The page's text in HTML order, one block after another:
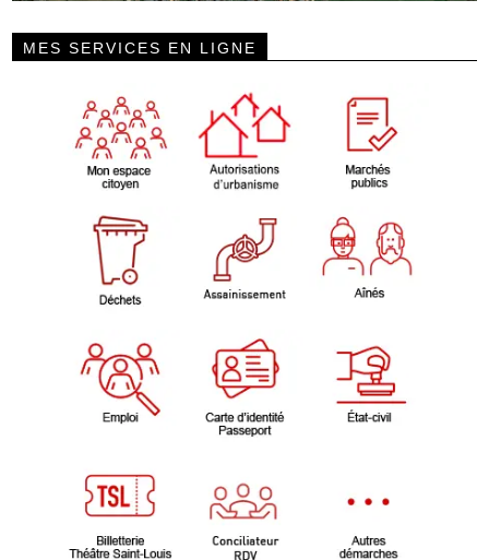
MES SERVICES EN LIGNE